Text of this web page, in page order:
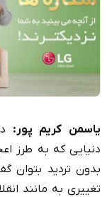
یاسمن کریم پور:
دنیایی که به طرز
بدون تردید بتوان
تغییری به مانند